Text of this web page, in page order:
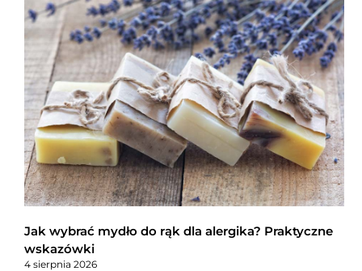
Jak wybrać mydło do rąk dla alergika? Praktyczne
wskazówki
4 sierpnia 2026